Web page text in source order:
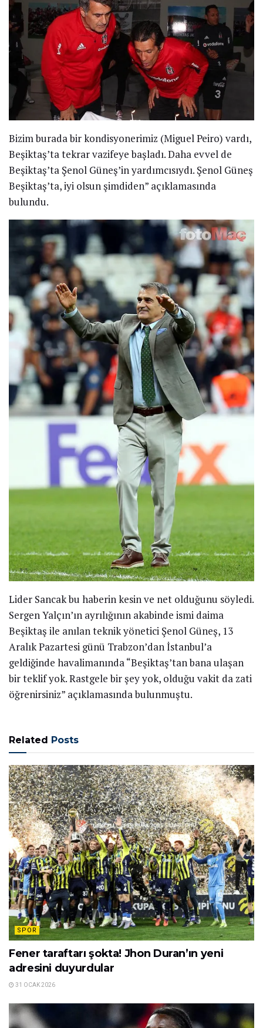
Bizim burada bir kondisyonerimiz (Miguel Peiro) vardı,
Beşiktaş’ta tekrar vazifeye başladı. Daha evvel de
Beşiktaş’ta Şenol Güneş’in yardımcısıydı. Şenol Güneş
Beşiktaş’ta, iyi olsun şimdiden” açıklamasında
bulundu.
Lider Sancak bu haberin kesin ve net olduğunu söyledi.
Sergen Yalçın’ın ayrılığının akabinde ismi daima
Beşiktaş ile anılan teknik yönetici Şenol Güneş, 13
Aralık Pazartesi günü Trabzon’dan İstanbul’a
geldiğinde havalimanında “Beşiktaş’tan bana ulaşan
bir teklif yok. Rastgele bir şey yok, olduğu vakit da zati
öğrenirsiniz” açıklamasında bulunmuştu.
Related Posts
SPOR
Fener taraftarı şokta! Jhon Duran’ın yeni
adresini duyurdular
31 OCAK 2026